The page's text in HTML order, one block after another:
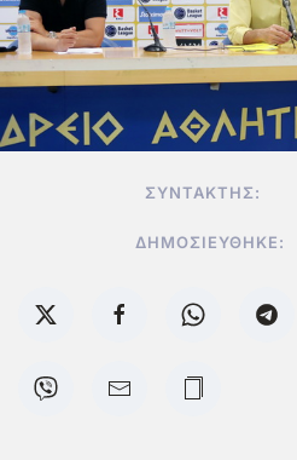
ΣΥΝΤΆΚΤΗΣ:
ΔΗΜΟΣΙΕΎΘΗΚΕ: